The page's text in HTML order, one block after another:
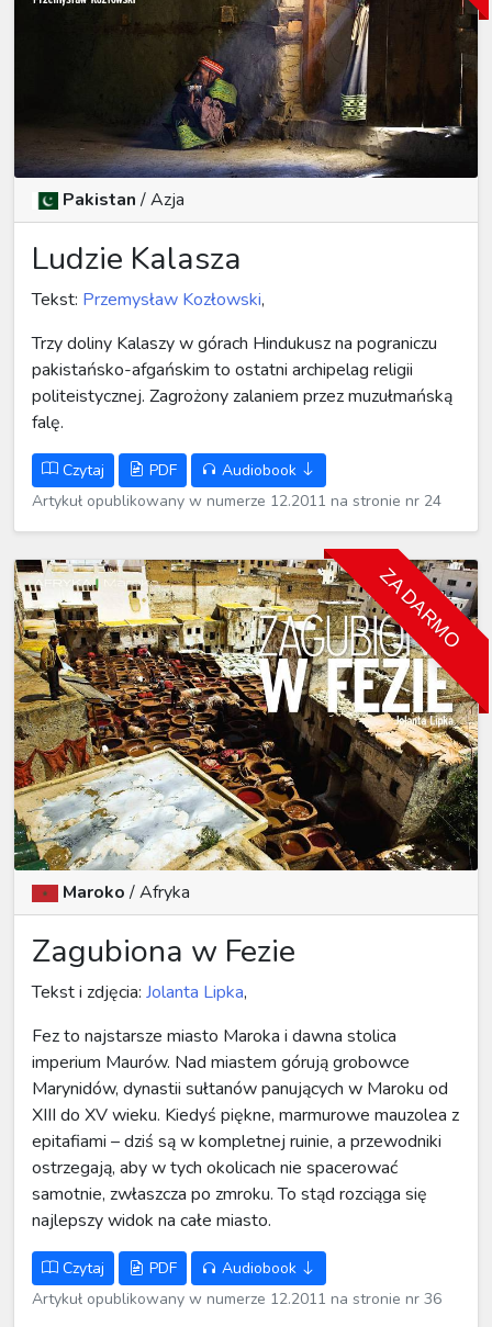
Pakistan/Azja
Ludzie Kalasza
Tekst: Przemysław Kozłowski,
Trzy doliny Kalaszy w górach Hindukusz na pograniczu
pakistańsko-afgańskim to ostatni archipelag religii
politeistycznej. Zagrożony zalaniem przez muzułmańską
falę.
Czytaj PDF
Audiobook
Artykuł opublikowany w numerze 12.2011 na stronie nr 24
ZA DARMO
Maroko/Afryka
Zagubiona w Fezie
Tekst i zdjęcia: Jolanta Lipka,
Fez to najstarsze miasto Maroka i dawna stolica
imperium Maurów. Nad miastem górują grobowce
Marynidów, dynastii sułtanów panujących w Maroku od
XIII do XV wieku. Kiedyś piękne, marmurowe mauzolea z
epitafiami – dziś są w kompletnej ruinie, a przewodniki
ostrzegają, aby w tych okolicach nie spacerować
samotnie, zwłaszcza po zmroku. To stąd rozciąga się
najlepszy widok na całe miasto.
Czytaj PDF
Audiobook
Artykuł opublikowany w numerze 12.2011 na stronie nr 36